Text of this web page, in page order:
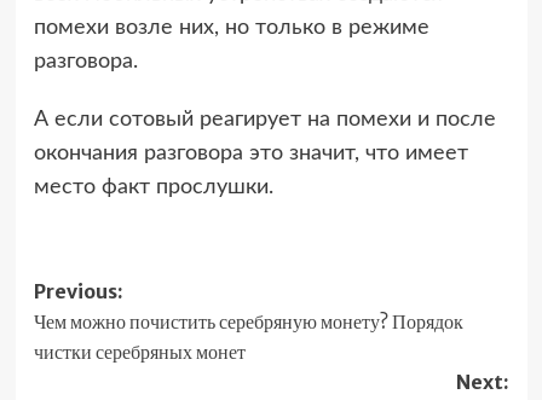
помехи возле них, но только в режиме
разговора.
А если сотовый реагирует на помехи и после
окончания разговора это значит, что имеет
место факт прослушки.
Post
navigation
Previous:
Чем можно почистить серебряную монету? Порядок
чистки серебряных монет
Next: